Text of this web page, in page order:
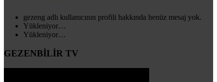
gezeng adlı kullanıcının profili hakkında henüz mesaj yok.
Yükleniyor…
Yükleniyor…
GEZENBİLİR TV